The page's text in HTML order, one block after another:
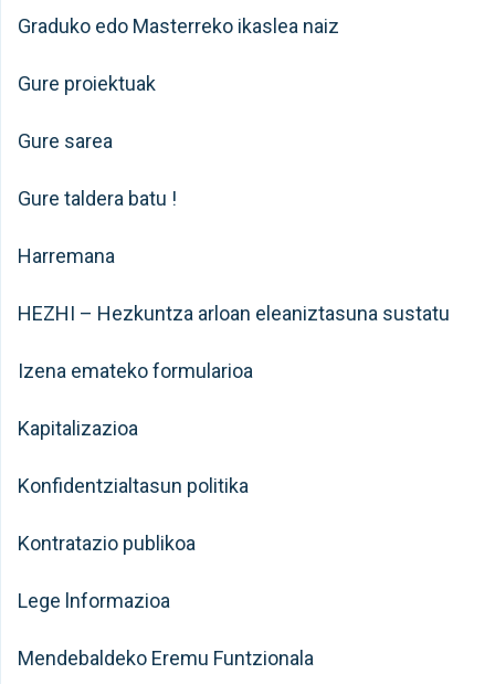
Graduko edo Masterreko ikaslea naiz
Gure proiektuak
Gure sarea
Gure taldera batu !
Harremana
HEZHI – Hezkuntza arloan eleaniztasuna sustatu
Izena emateko formularioa
Kapitalizazioa
Konfidentzialtasun politika
Kontratazio publikoa
Lege lnformazioa
Mendebaldeko Eremu Funtzionala